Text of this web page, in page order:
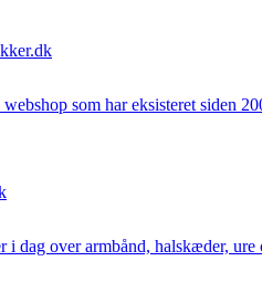
webshop som har eksisteret siden
i dag over armbånd, halskæder,